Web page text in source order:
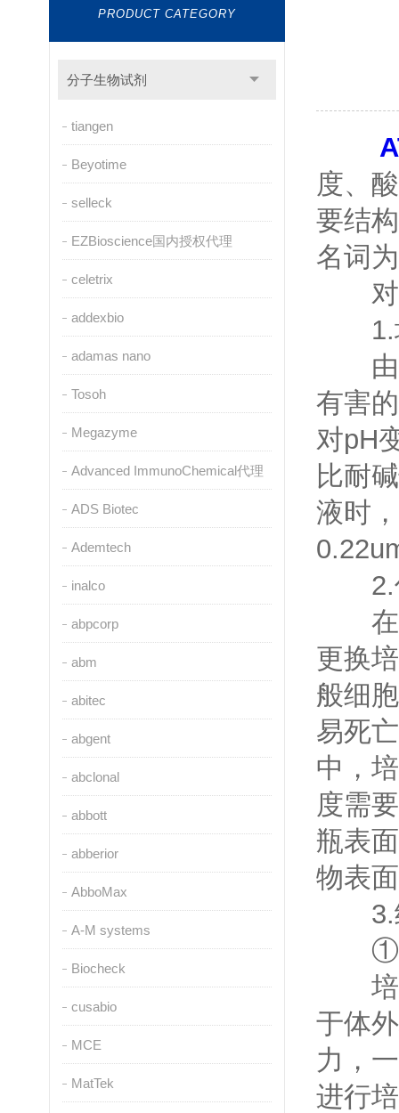
PRODUCT CATEGORY
分子生物试剂
tiangen
Beyotime
selleck
EZBioscience国内授权代理
celetrix
addexbio
adamas nano
Tosoh
Megazyme
Advanced ImmunoChemical代理
ADS Biotec
Ademtech
inalco
abpcorp
abm
abitec
abgent
abclonal
abbott
abberior
AbboMax
A-M systems
Biocheck
cusabio
MCE
MatTek
度、
要结
名词
对于
1.培
由于
有害
对pH
比耐
液时
2.何
在进
更换
般细
易死
中，
度需
瓶表
物表
3.细
①无
培养
于体
力，
进行